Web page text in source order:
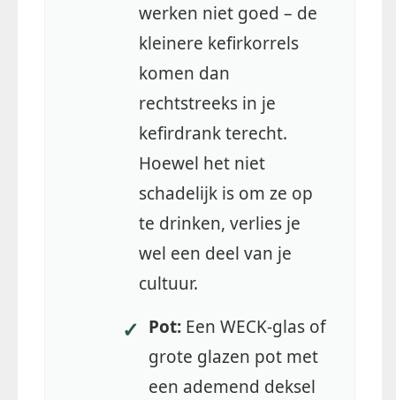
werken niet goed – de
kleinere kefirkorrels
komen dan
rechtstreeks in je
kefirdrank terecht.
Hoewel het niet
schadelijk is om ze op
te drinken, verlies je
wel een deel van je
cultuur.
✓ Pot: Een WECK-glas of
grote glazen pot met
een ademend deksel